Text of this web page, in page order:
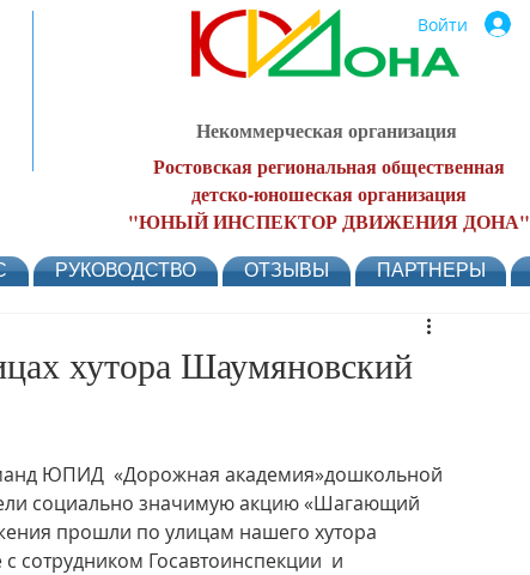
Войти
Некоммерческая организация
Ростовская региональная общественная
детско-юношеская организация
"ЮНЫЙ ИНСПЕКТОР ДВИЖЕНИЯ ДОНА"
РУКОВОДСТВО ОТЗЫВЫ ПАРТНЕРЫ
хутора Шаумяновский
ЮПИД  «Дорожная академия»дошкольной
социально значимую акцию «Шагающий
прошли по улицам нашего хутора
сотрудником Госавтоинспекции  и